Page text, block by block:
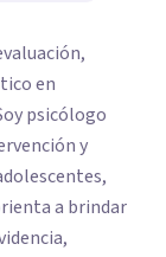
en
psicólogo
y
a brindar